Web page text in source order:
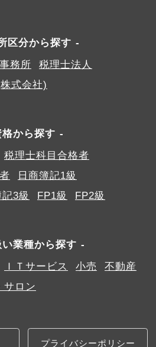
区分から探す
務所
税理士法人
式会社)
格から探す
税理士科目合格者
日商簿記1級
記3級 FP1級 FP2級
業種から探す
ＩＴサービス 小売
不動産
サロン
プライバシーポリシー